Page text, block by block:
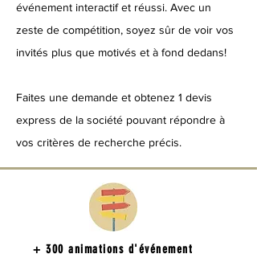
événement interactif et réussi. Avec un
zeste de compétition, soyez sûr de voir vos
invités plus que motivés et à fond dedans!
Faites une demande et obtenez 1 devis
express de la société pouvant répondre à
vos critères de recherche précis.
+ 300 animations d'événement